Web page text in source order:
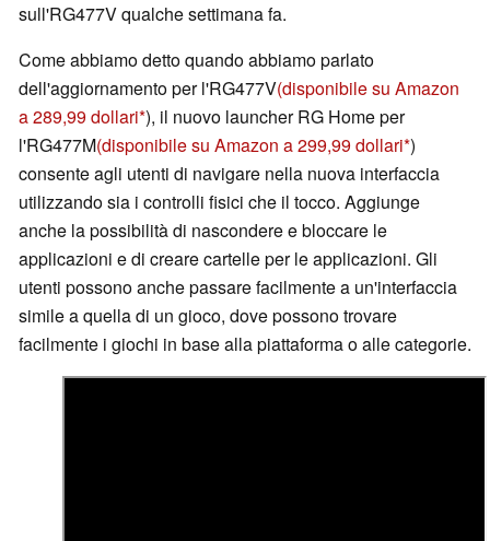
sull'RG477V qualche settimana fa.
Come abbiamo detto quando abbiamo parlato
dell'aggiornamento per l'RG477V(disponibile su Amazon
a 289,99 dollari ), il nuovo launcher RG Home per
l'RG477M(disponibile su Amazon a 299,99 dollari )
consente agli utenti di navigare nella nuova interfaccia
utilizzando sia i controlli fisici che il tocco. Aggiunge
anche la possibilità di nascondere e bloccare le
applicazioni e di creare cartelle per le applicazioni. Gli
utenti possono anche passare facilmente a un'interfaccia
simile a quella di un gioco, dove possono trovare
facilmente i giochi in base alla piattaforma o alle categorie.